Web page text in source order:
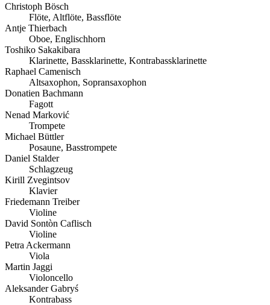
Christoph Bösch
Flöte, Altflöte, Bassflöte
Antje Thierbach
Oboe, Englischhorn
Toshiko Sakakibara
Klarinette, Bassklarinette, Kontrabassklarinette
Raphael Camenisch
Altsaxophon, Sopransaxophon
Donatien Bachmann
Fagott
Nenad Marković
Trompete
Michael Büttler
Posaune, Basstrompete
Daniel Stalder
Schlagzeug
Kirill Zvegintsov
Klavier
Friedemann Treiber
Violine
David Sontòn Caflisch
Violine
Petra Ackermann
Viola
Martin Jaggi
Violoncello
Aleksander Gabryś
Kontrabass